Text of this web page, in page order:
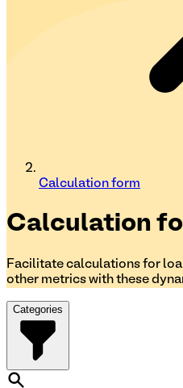
Calculation form
Calculation
Facilitate calculations for
other metrics with these
Categories